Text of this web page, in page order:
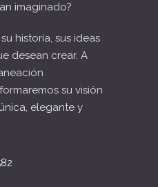
imaginado?
historia, sus ideas
desean crear. A
su visión
elegante y